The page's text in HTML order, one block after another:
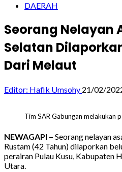
DAERAH
Seorang Nelayan
Selatan
Dari Melaut
Editor: Hafik Umsohy 21/02/
Tim SAR Gabungan melakukan
NEWAGAPI – Seorang nelayan
Rustam (42 Tahun) dilaporkan
perairan Pulau Kusu, Kabupaten
Utara.